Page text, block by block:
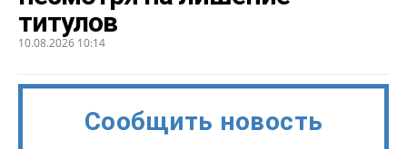
титулов
10.08.2026 10:14
Сообщить новость